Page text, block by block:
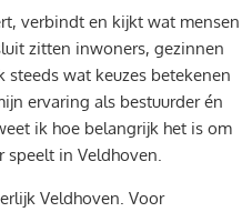
verbindt en kijkt wat mensen
zitten inwoners, gezinnen
wat keuzes betekenen
ervaring als bestuurder én
ik hoe belangrijk het is om
speelt in Veldhoven.
Veldhoven. Voor